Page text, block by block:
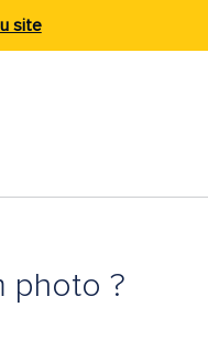
site
photo ?